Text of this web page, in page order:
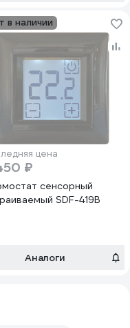
в наличии
цена
₽
сенсорный
SDF-419B
Аналоги